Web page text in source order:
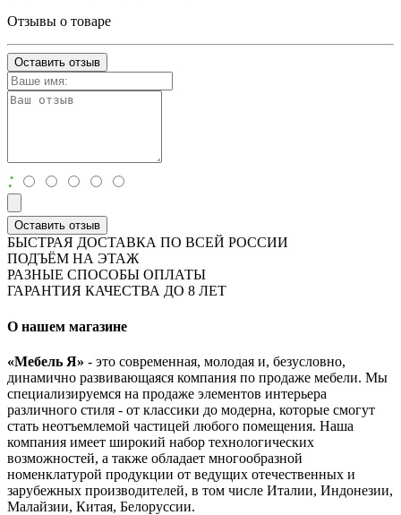
Отзывы о товаре
Оставить отзыв
:
Оставить отзыв
БЫСТРАЯ ДОСТАВКА ПО ВСЕЙ РОССИИ
ПОДЪЁМ НА ЭТАЖ
РАЗНЫЕ СПОСОБЫ ОПЛАТЫ
ГАРАНТИЯ КАЧЕСТВА ДО 8 ЛЕТ
О нашем магазине
«Мебель Я» - это современная, молодая и, безусловно,
динамично развивающаяся компания по продаже мебели. Мы
специализируемся на продаже элементов интерьера
различного стиля - от классики до модерна, которые смогут
стать неотъемлемой частицей любого помещения. Наша
компания имеет широкий набор технологических
возможностей, а также обладает многообразной
номенклатурой продукции от ведущих отечественных и
зарубежных производителей, в том числе Италии, Индонезии,
Малайзии, Китая, Белоруссии.